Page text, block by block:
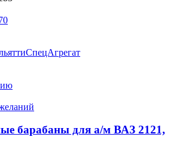
барабаны для а/м ВАЗ 2121,